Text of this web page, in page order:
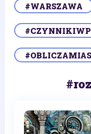
#WARSZAWA